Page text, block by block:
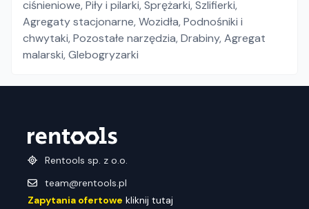
ciśnieniowe,Piły i pilarki,Sprężarki,Szlifierki,
Agregaty stacjonarne,Wozidła,Podnośniki i
chwytaki,Pozostałe narzędzia,Drabiny,Agregat
malarski,Glebogryzarki
Rentools sp. z o.o.
team@rentools.pl
Zapytania ofertowe kliknij tutaj